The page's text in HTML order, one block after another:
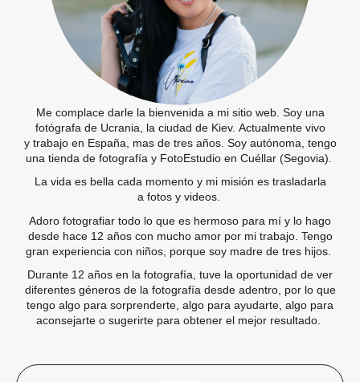
Me complace darle la bienvenida a mi sitio web. Soy una
fotógrafa de Ucrania, la ciudad de Kiev. Actualmente vivo
y trabajo en España, mas de tres años. Soy autónoma, tengo
una tienda de fotografía y FotoEstudio en Cuéllar (Segovia).
La vida es bella cada momento y mi misión es trasladarla
a fotos y videos.
Adoro fotografiar todo lo que es hermoso para mí y lo hago
desde hace 12 años con mucho amor por mi trabajo. Tengo
gran experiencia con niños, porque soy madre de tres hijos.
Durante 12 años en la fotografía, tuve la oportunidad de ver
diferentes géneros de la fotografía desde adentro, por lo que
tengo algo para sorprenderte, algo para ayudarte, algo para
aconsejarte o sugerirte para obtener el mejor resultado.